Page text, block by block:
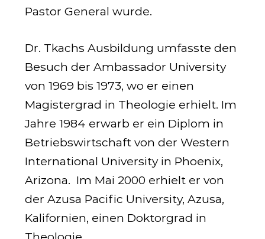
Pastor General wurde.
Dr. Tkachs Ausbildung umfasste den
Besuch der Ambassador University
von 1969 bis 1973, wo er einen
Magistergrad in Theologie erhielt. Im
Jahre 1984 erwarb er ein Diplom in
Betriebs­wirtschaft von der Western
International University in Phoenix,
Arizona. Im Mai 2000 erhielt er von
der Azusa Pacific University, Azusa,
Kalifornien, einen Doktorgrad in